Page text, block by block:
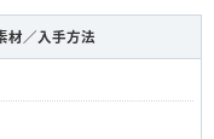
材／入手方法